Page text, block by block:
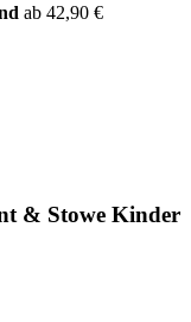
ab 42,90 €
& Stowe Kinder